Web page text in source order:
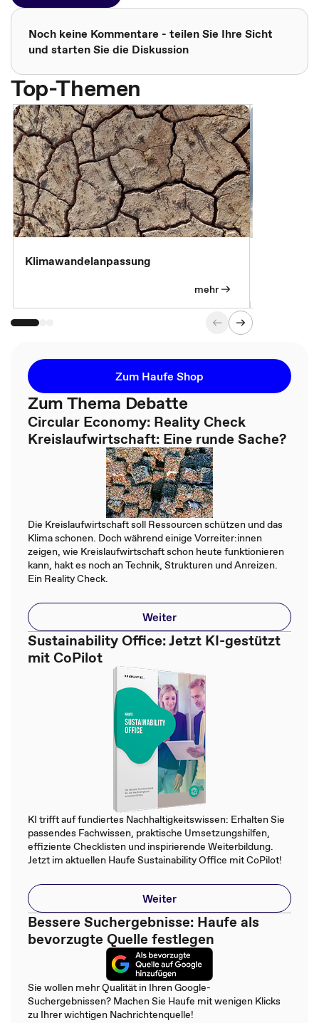
Noch keine Kommentare - teilen Sie Ihre Sicht
und starten Sie die Diskussion
Top-Themen
Klimawandelanpassung
mehr
Zum Haufe Shop
Zum Thema Debatte
Circular Economy: Reality Check
Kreislaufwirtschaft: Eine runde Sache?
Die Kreislaufwirtschaft soll Ressourcen schützen und das
Klima schonen. Doch während einige Vorreiter:innen
zeigen, wie Kreislaufwirtschaft schon heute funktionieren
kann, hakt es noch an Technik, Strukturen und Anreizen.
Ein Reality Check.
Weiter
Sustainability Office: Jetzt KI-gestützt
mit CoPilot
KI trifft auf fundiertes Nachhaltigkeitswissen: Erhalten Sie
passendes Fachwissen, praktische Umsetzungshilfen,
effiziente Checklisten und inspirierende Weiterbildung.
Jetzt im aktuellen Haufe Sustainability Office mit CoPilot!
Weiter
Bessere Suchergebnisse: Haufe als
bevorzugte Quelle festlegen
Sie wollen mehr Qualität in Ihren Google-
Suchergebnissen? Machen Sie Haufe mit wenigen Klicks
zu Ihrer wichtigen Nachrichtenquelle!